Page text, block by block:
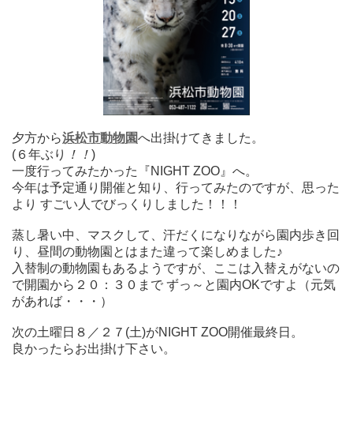
夕方から浜松市動物園へ出掛けてきました。
(６年ぶり
！！ )
一度行ってみたかった『NIGHT ZOO』へ。
今年は予定通り開催と知り、行ってみたのですが、思った
より すごい人でびっくりしました！！！
蒸し暑い中、マスクして、汗だくになりながら園内歩き回
り、昼間の動物園とはまた違って楽しめました♪
入替制の動物園もあるようですが、ここは入替えがないの
で開園から２０：３０まで ずっ～と園内OKですよ（元気
があれば・・・）
次の土曜日８／２７(土)がNIGHT ZOO開催最終日。
良かったらお出掛け下さい。